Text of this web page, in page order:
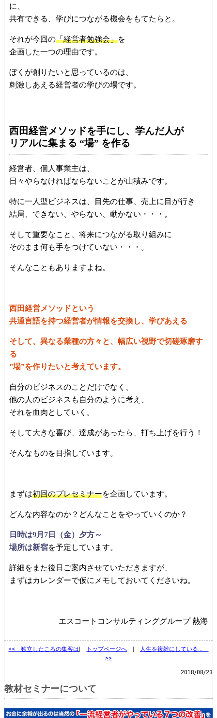
に、
共有できる、学びにつながる機会をもてたらと。
それが今回の「経営者勉強会」を
企画した一つの理由です。
ぼくが創りたいと思っているのは、
刺激しあえる経営者の学びの場です。
西田経営メソッドを手にし、学んだ人が
リアルに集まる “場” を作る
経営者、個人事業主は、
日々やらなければならないことが山積みです。
特に一人型ビジネスは、目先の仕事、売上に目が行き
結局、できない、やらない、動かない・・・。
そして重要なこと、将来につながる取り組みに
そのまま何も手をつけていない・・・。
そんなこともありますよね。
西田経営メソッドという
共通言語を持つ経営者が情報を交換し、学びあえる
そして、異なる業種の方々と、幅広い視野で切磋琢磨す
る
”場”を作りたいと考えています。
自分のビジネスのことだけでなく、
他の人のビジネスも自分のように考え、
それを血肉としていく。
そして大きな喜び、達成があったら、打ち上げを行う！
そんなものを目指しています。
まずは初回のプレセミナーを企画しています。
どんな内容なのか？どんなことをやっていくのか？
日時は9月7日（金）夕方～
場所は新宿を予定しています。
詳細をまた後日ご案内させていただきますが、
まずはカレンダーで仮にメモしておいてくださいね。
エスコートコンサルティンググループ 熱海
<<独立したころの集客は| トップページへ |
人生を複雑にしている…
>>
2018/08/23
教材セミナーについて